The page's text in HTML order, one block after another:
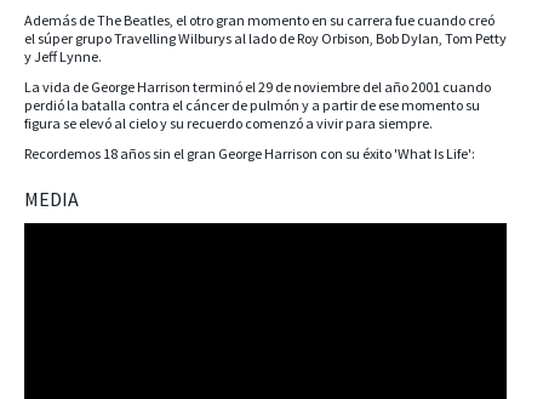
Además de The Beatles, el otro gran momento en su carrera fue cuando creó
el súper grupo Travelling Wilburys al lado de Roy Orbison, Bob Dylan, Tom Petty
y Jeff Lynne.
La vida de George Harrison terminó el 29 de noviembre del año 2001 cuando
perdió la batalla contra el cáncer de pulmón y a partir de ese momento su
figura se elevó al cielo y su recuerdo comenzó a vivir para siempre.
Recordemos 18 años sin el gran George Harrison con su éxito 'What Is Life':
MEDIA